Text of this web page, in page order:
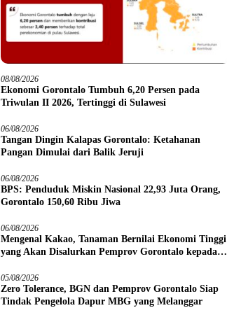
08/08/2026
Ekonomi Gorontalo Tumbuh 6,20 Persen pada
Triwulan II 2026, Tertinggi di Sulawesi
06/08/2026
Tangan Dingin Kalapas Gorontalo: Ketahanan
Pangan Dimulai dari Balik Jeruji
06/08/2026
BPS: Penduduk Miskin Nasional 22,93 Juta Orang,
Gorontalo 150,60 Ribu Jiwa
06/08/2026
Mengenal Kakao, Tanaman Bernilai Ekonomi Tinggi
yang Akan Disalurkan Pemprov Gorontalo kepada
05/08/2026
Zero Tolerance, BGN dan Pemprov Gorontalo Siap
Tindak Pengelola Dapur MBG yang Melanggar